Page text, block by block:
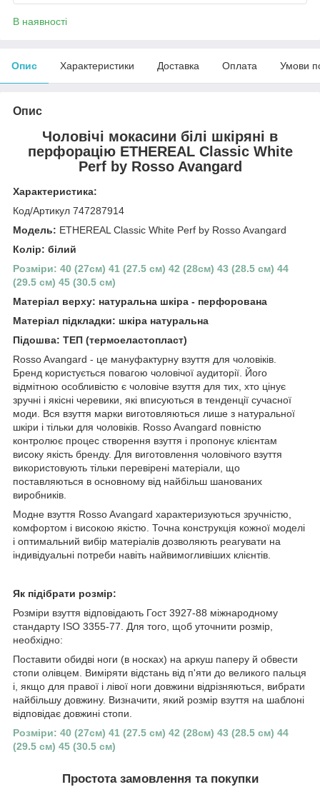
В наявності
Опис Характеристики Доставка Оплата Умови
Опис
Чоловічі мокасини білі шкіряні в
перфорацію ETHEREAL Classic White
Perf by Rosso Avangard
Характеристика:
Код/Артикул 747287914
Модель: ETHEREAL Classic White Perf by Rosso Avangard
Колір: білий
Розміри: 40 (27см) 41 (27.5 см) 42 (28см) 43 (28.5 см) 44
(29.5 см) 45 (30.5 см)
Матеріал верху: натуральна шкіра - перфорована
Матеріал підкладки: шкіра натуральна
Підошва: ТЕП (термоеластопласт)
Rosso Avangard - це мануфактурну взуття для чоловіків.
Бренд користується повагою чоловічої аудиторії. Його
відмітною особливістю є чоловіче взуття для тих, хто цінує
зручні і якісні черевики, які вписуються в тенденції сучасної
моди. Вся взуття марки виготовляються лише з натуральної
шкіри і тільки для чоловіків. Rosso Avangard повністю
контролює процес створення взуття і пропонує клієнтам
високу якість бренду. Для виготовлення чоловічого взуття
використовують тільки перевірені матеріали, що
поставляються в основному від найбільш шанованих
виробників.
Модне взуття Rosso Avangard характеризуються зручністю,
комфортом і високою якістю. Точна конструкція кожної моделі
і оптимальний вибір матеріалів дозволяють реагувати на
індивідуальні потреби навіть найвимогливіших клієнтів.
Як підібрати розмір:
Розміри взуття відповідають Гост 3927-88 міжнародному
стандарту ISO 3355-77. Для того, щоб уточнити розмір,
необхідно:
Поставити обидві ноги (в носках) на аркуш паперу й обвести
стопи олівцем. Виміряти відстань від п'яти до великого пальця
і, якщо для правої і лівої ноги довжини відрізняються, вибрати
найбільшу довжину. Визначити, який розмір взуття на шаблоні
відповідає довжині стопи.
Розміри: 40 (27см) 41 (27.5 см) 42 (28см) 43 (28.5 см) 44
(29.5 см) 45 (30.5 см)
Простота замовлення та покупки